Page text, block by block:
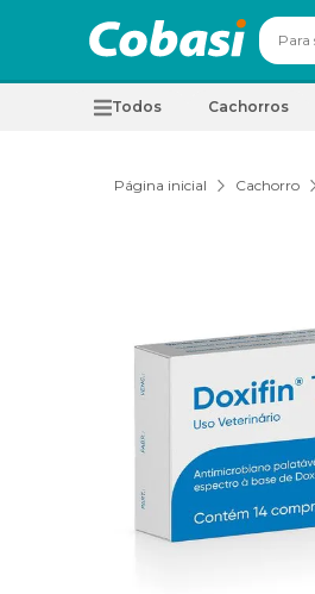
Todos Cachorros
Página inicial Cachorro